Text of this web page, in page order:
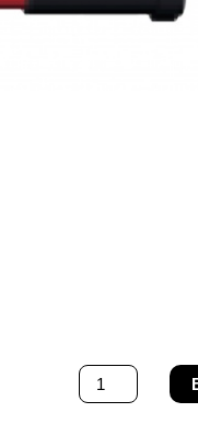
Количество
товара
Лайнер